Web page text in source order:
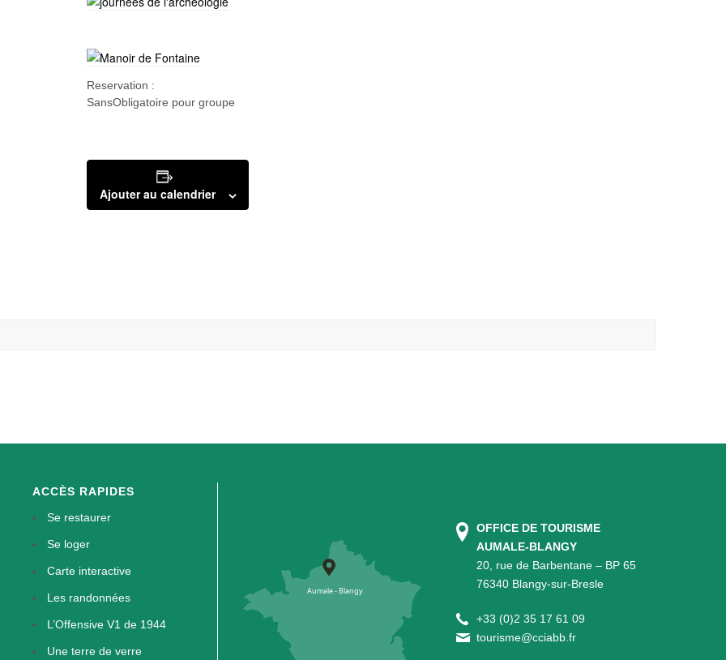
Reservation :
SansObligatoire pour groupe
Ajouter au calendrier
ACCÈS RAPIDES
Se restaurer
Se loger
Carte interactive
Les randonnées
L’Offensive V1 de 1944
Une terre de verre
OFFICE DE TOURISME
AUMALE-BLANGY
20, rue de Barbentane – BP 65
76340 Blangy-sur-Bresle
+33 (0)2 35 17 61 09
tourisme@cciabb.fr